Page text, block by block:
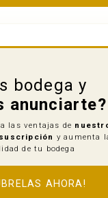
bodega y
anunciarte?
las ventajas de
y aumenta
de tu bodega
AHORA!